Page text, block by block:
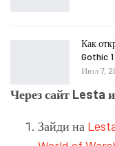
Как
Gothic
Июл 7,
Через сайт Lesta
Зайди на